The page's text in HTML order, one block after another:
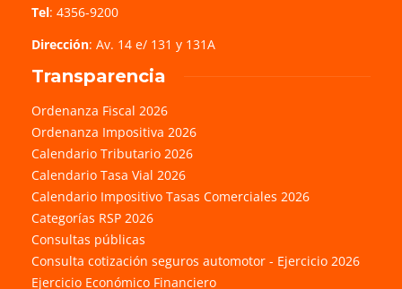
Tel: 4356-9200
Dirección: Av. 14 e/ 131 y 131A
Transparencia
Ordenanza Fiscal 2026
Ordenanza Impositiva 2026
Calendario Tributario 2026
Calendario Tasa Vial 2026
Calendario Impositivo Tasas Comerciales 2026
Categorías RSP 2026
Consultas públicas
Consulta cotización seguros automotor - Ejercicio 2026
Ejercicio Económico Financiero